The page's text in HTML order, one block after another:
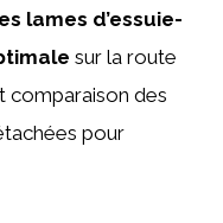
lames d’essuie-
sur la route
comparaison des
pour